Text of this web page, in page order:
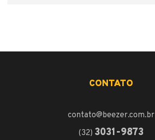
CONTATO
contato@beezer.com.br
(32) 3031-9873